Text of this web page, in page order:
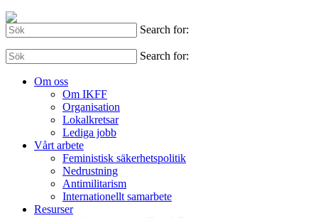
Search for:
Search for:
Om oss
Om IKFF
Organisation
Lokalkretsar
Lediga jobb
Vårt arbete
Feministisk säkerhetspolitik
Nedrustning
Antimilitarism
Internationellt samarbete
Resurser